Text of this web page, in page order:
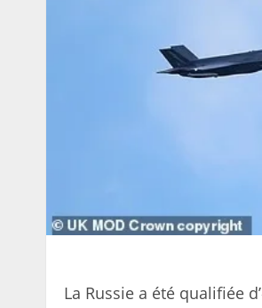
La Russie a été qualifiée